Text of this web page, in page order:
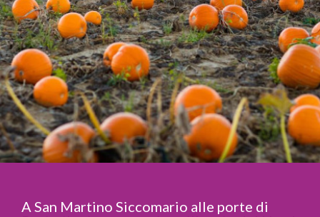
A San Martino Siccomario alle porte di